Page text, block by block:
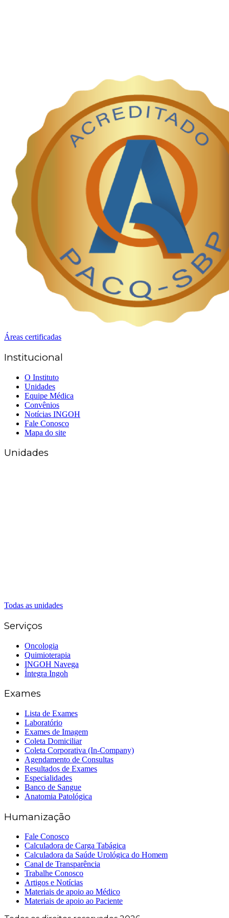
Áreas certificadas
Institucional
O Instituto
Unidades
Equipe Médica
Convênios
Notícias INGOH
Fale Conosco
Mapa do site
Unidades
Todas as unidades
Serviços
Oncologia
Quimioterapia
INGOH Navega
Íntegra Ingoh
Exames
Lista de Exames
Laboratório
Exames de Imagem
Coleta Domiciliar
Coleta Corporativa (In-Company)
Agendamento de Consultas
Resultados de Exames
Especialidades
Banco de Sangue
Anatomia Patológica
Humanização
Fale Conosco
Calculadora de Carga Tabágica
Calculadora da Saúde Urológica do Homem
Canal de Transparência
Trabalhe Conosco
Artigos e Notícias
Materiais de apoio ao Médico
Materiais de apoio ao Paciente